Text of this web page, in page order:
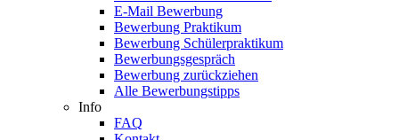
E-Mail Bewerbung
Bewerbung Praktikum
Bewerbung Schülerpraktikum
Bewerbungsgespräch
Bewerbung zurückziehen
Alle Bewerbungstipps
Info
FAQ